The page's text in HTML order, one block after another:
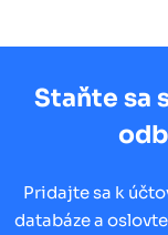
Staňte sa
Pridajte sa k
databáze a